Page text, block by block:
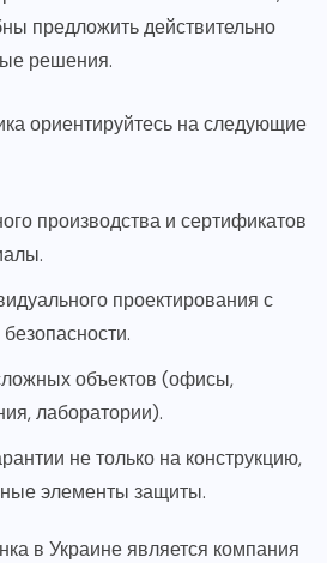
предложить действительно
решения.
ориентируйтесь на следующие
производства и сертификатов
проектирования с
объектов (офисы,
лаборатории).
не только на конструкцию,
элементы защиты.
в Украине является компания